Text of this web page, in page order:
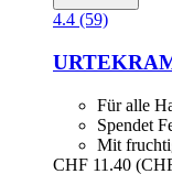
4.4 (59)
Für alle
Spendet
Mit
CHF 11.40